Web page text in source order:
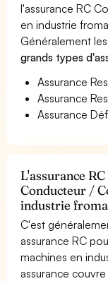
l'assurance RC
en industrie
Généralement
grands types
Assurance
Assurance
Assurance
L'assurance
Conducteur /
industrie
C'est
assurance RC
machines en
assurance